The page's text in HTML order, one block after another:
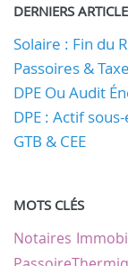
DERNIERS
Solaire : Fin du
Passoires &
DPE Ou Audit
DPE : Actif
GTB & CEE
MOTS CLÉS
Notaires